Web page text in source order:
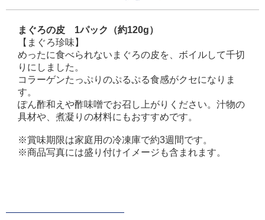
まぐろの皮 1パック（約120g）
【まぐろ珍味】
めったに食べられないまぐろの皮を、ボイルして千切
りにしました。
コラーゲンたっぷりのぷるぷる食感がクセになりま
す。
ぽん酢和えや酢味噌でお召し上がりください。汁物の
具材や、煮凝りの材料にもおすすめです。
※賞味期限は家庭用の冷凍庫で約3週間です。
※商品写真には盛り付けイメージも含まれます。